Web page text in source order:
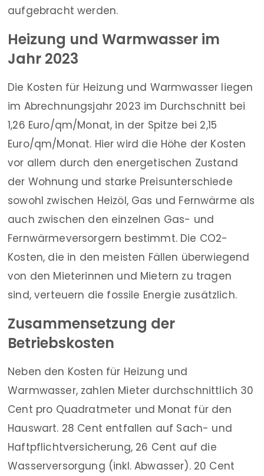
aufgebracht werden.
Heizung und Warmwasser im
Jahr 2023
Die Kosten für Heizung und Warmwasser liegen
im Abrechnungsjahr 2023 im Durchschnitt bei
1,26 Euro/qm/Monat, in der Spitze bei 2,15
Euro/qm/Monat. Hier wird die Höhe der Kosten
vor allem durch den energetischen Zustand
der Wohnung und starke Preisunterschiede
sowohl zwischen Heizöl, Gas und Fernwärme als
auch zwischen den einzelnen Gas- und
Fernwärmeversorgern bestimmt. Die CO2-
Kosten, die in den meisten Fällen überwiegend
von den Mieterinnen und Mietern zu tragen
sind, verteuern die fossile Energie zusätzlich.
Zusammensetzung der
Betriebskosten
Neben den Kosten für Heizung und
Warmwasser, zahlen Mieter durchschnittlich 30
Cent pro Quadratmeter und Monat für den
Hauswart. 28 Cent entfallen auf Sach- und
Haftpflichtversicherung, 26 Cent auf die
Wasserversorgung (inkl. Abwasser). 20 Cent